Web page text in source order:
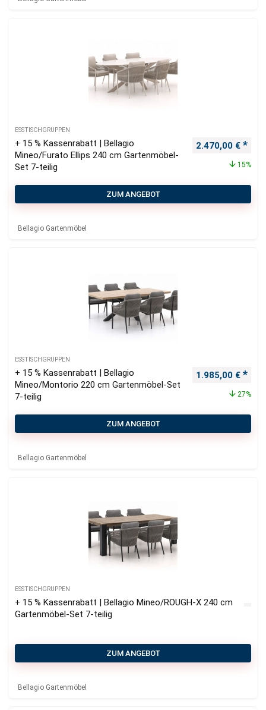
ESSTISCHGRUPPEN
+ 15 % Kassenrabatt | Bellagio
Mineo/Furato Ellips 240 cm Gartenmöbel-
Set 7-teilig
Ursprünglicher
2.470,00 €
15%
ZUM ANGEBOT
Bellagio Gartenmöbel
ESSTISCHGRUPPEN
+ 15 % Kassenrabatt | Bellagio
Mineo/Montorio 220 cm Gartenmöbel-Set
7-teilig
Ursprünglicher
1.985,00 €
27%
ZUM ANGEBOT
Bellagio Gartenmöbel
ESSTISCHGRUPPEN
+ 15 % Kassenrabatt | Bellagio Mineo/ROUGH-X 240 cm
Gartenmöbel-Set 7-teilig
ZUM ANGEBOT
Bellagio Gartenmöbel